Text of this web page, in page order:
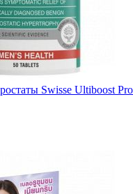
Swisse Ultiboost